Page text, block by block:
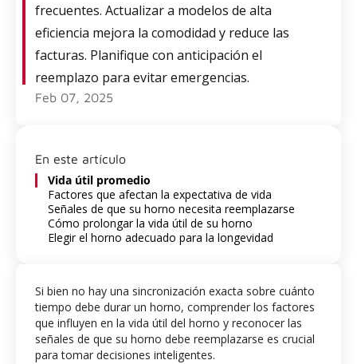
frecuentes. Actualizar a modelos de alta
eficiencia mejora la comodidad y reduce las
facturas. Planifique con anticipación el
reemplazo para evitar emergencias.
Feb 07, 2025
En este artículo
Vida útil promedio
Factores que afectan la expectativa de vida
Señales de que su horno necesita reemplazarse
Cómo prolongar la vida útil de su horno
Elegir el horno adecuado para la longevidad
Si bien no hay una sincronización exacta sobre cuánto
tiempo debe durar un horno, comprender los factores
que influyen en la vida útil del horno y reconocer las
señales de que su horno debe reemplazarse es crucial
para tomar decisiones inteligentes.